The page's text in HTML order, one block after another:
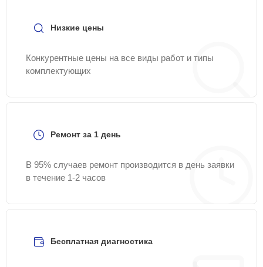
Низкие цены
Конкурентные цены на все виды работ и типы
комплектующих
Ремонт за 1 день
В 95% случаев ремонт производится в день заявки
в течение 1-2 часов
Бесплатная диагностика